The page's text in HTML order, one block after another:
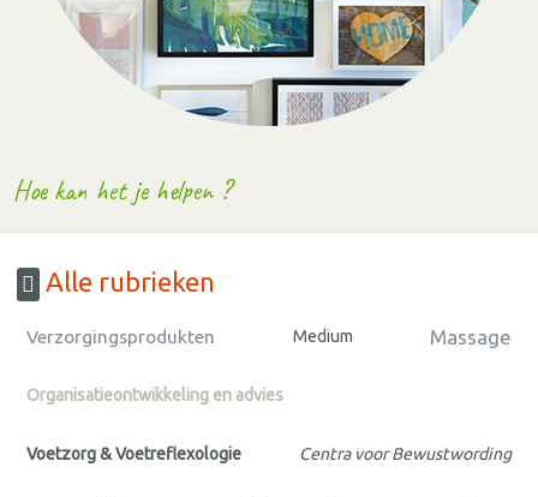
Hoe kan het je helpen ?
Alle rubrieken
Verzorgingsprodukten Medium Massage
Organisatieontwikkeling en advies
Voetzorg & Voetreflexologie Centra voor Bewustwording